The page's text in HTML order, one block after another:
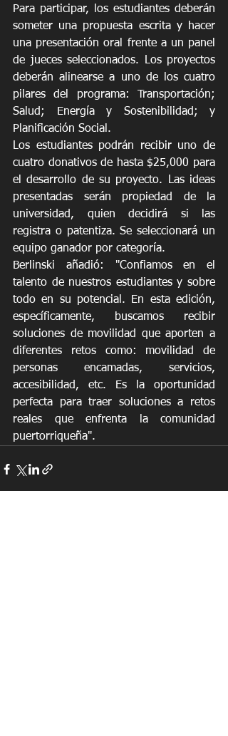
Para participar, los estudiantes deberán
someter una propuesta escrita y hacer
una presentación oral frente a un panel
de jueces seleccionados. Los proyectos
deberán alinearse a uno de los cuatro
pilares del programa: Transportación;
Salud; Energía y Sostenibilidad; y
Planificación Social.
Los estudiantes podrán recibir uno de
cuatro donativos de hasta $25,000 para
el desarrollo de su proyecto. Las ideas
presentadas serán propiedad de la
universidad, quien decidirá si las
registra o patentiza. Se seleccionará un
equipo ganador por categoría.
Berlinski añadió: "Confiamos en el
talento de nuestros estudiantes y sobre
todo en su potencial. En esta edición,
específicamente, buscamos recibir
soluciones de movilidad que aporten a
diferentes retos como: movilidad de
personas encamadas, servicios,
accesibilidad, etc. Es la oportunidad
perfecta para traer soluciones a retos
reales que enfrenta la comunidad
puertorriqueña".